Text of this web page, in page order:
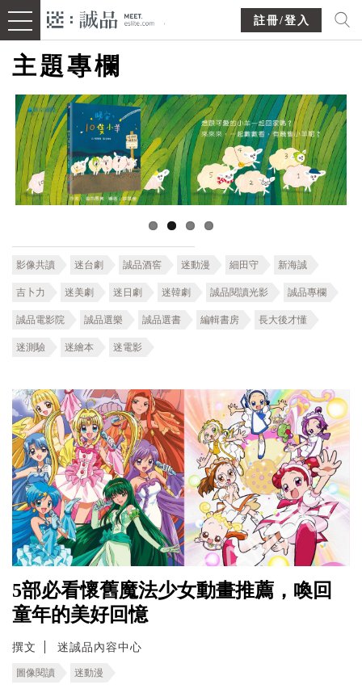
註冊/登入
主題專欄
影像共讀 迷台劇 誠品酒窖 迷動漫 細田守 新海誠
吉卜力 迷美劇 迷日劇 迷韓劇 誠品閱讀光影 誠品專欄
誠品電影院 誠品選樂 誠品選書 編輯書房 長大後才懂
迷測驗 迷繪本 迷電影
5部必看懷舊魔法少女動畫推薦，喚回
童年的美好回憶
撰文 迷誠品內容中心
圖像閱讀 迷動漫